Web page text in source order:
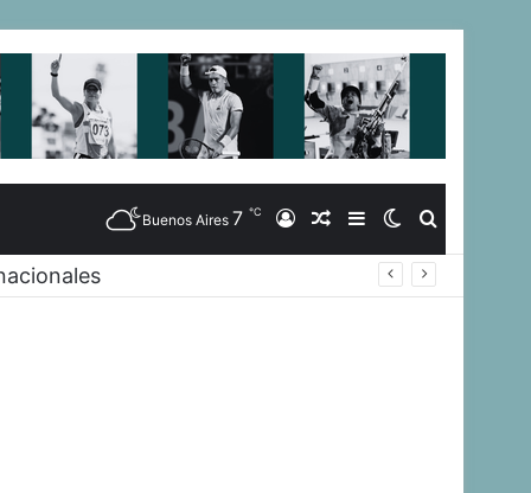
Buscar
Switch
skin
Barra
Lateral
Artículo
Aleatorio
Iniciar
Buenos Aires 7 ℃